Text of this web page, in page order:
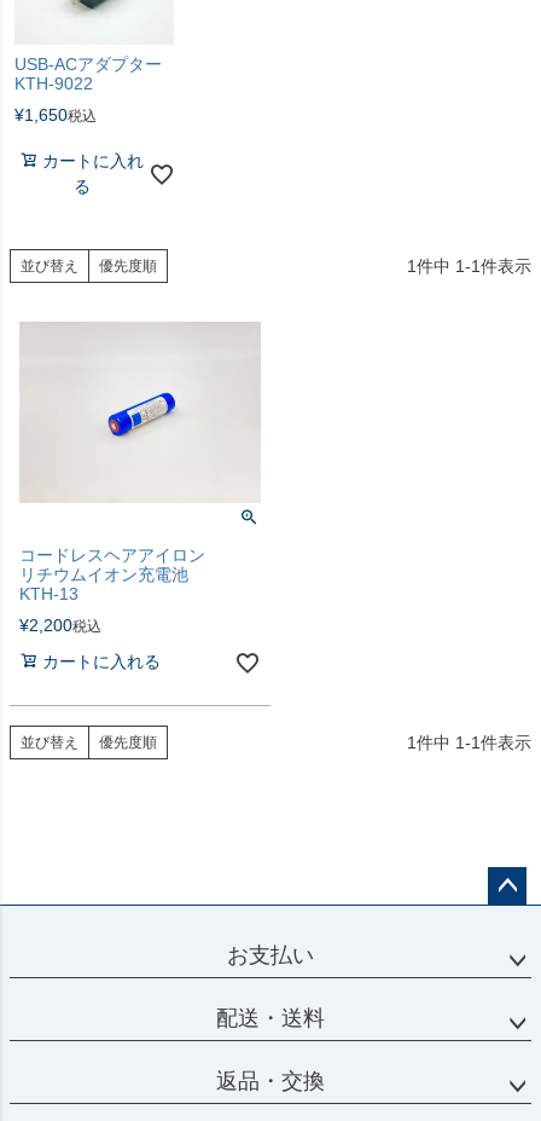
USB-ACアダプター
KTH-9022
¥1,650税込
カートに入れ
る
並び替え 優先度順 1件中 1-1件表示
コードレスヘアアイロン
リチウムイオン充電池
KTH-13
¥2,200税込
カートに入れる
並び替え 優先度順 1件中 1-1件表示
ップ
お支払い
配送・送料
返品・交換